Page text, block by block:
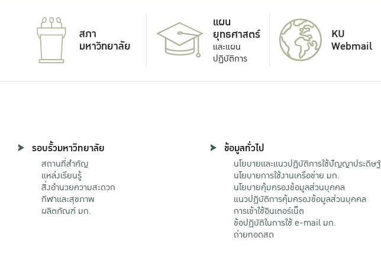
สภา
มหาวิทยาลัย
แผน
ยุทธศาสตร์
และแผน
ปฏิบัติการ
KU
Webmail
รอบรั้วมหาวิทยาลัย
สถานที่สำคัญ
แหล่งเรียนรู้
สิ่งอำนวยความสะดวก
กีฬาและสุขภาพ
ผลิตภัณฑ์ มก.
ข้อมูลทั่วไป
นโยบายและแนวปฏิบัติการใช้ปัญญาประดิษฐ์
นโยบายการใช้งานเครือข่าย มก.
นโยบายคุ้มครองข้อมูลส่วนบุคคล
แนวปฏิบัติการคุ้มครองข้อมูลส่วนบุคคล
การเข้าใช้อินเตอร์เน็ต
ข้อปฏิบัติในการใช้ e-mail มก.
ถ่ายทอดสด